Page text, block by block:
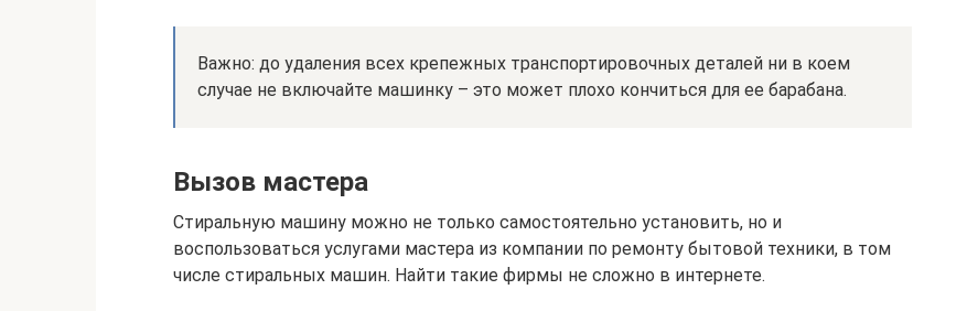
Важно: до удаления всех крепежных транспортировочных деталей ни в коем
случае не включайте машинку – это может плохо кончиться для ее барабана.
Вызов мастера
Стиральную машину можно не только самостоятельно установить, но и
воспользоваться услугами мастера из компании по ремонту бытовой техники, в том
числе стиральных машин. Найти такие фирмы не сложно в интернете.